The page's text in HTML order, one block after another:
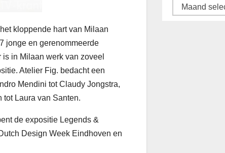
kloppende hart van Milaan
jonge en gerenommeerde
in Milaan werk van zoveel
Atelier Fig. bedacht een
Mendini tot Claudy Jongstra,
tot Laura van Santen.
de expositie Legends &
Design Week Eindhoven en
Archief